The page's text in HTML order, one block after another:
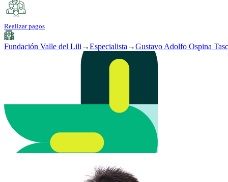
Realizar pagos
Fundación Valle del Lili →Especialista →Gustavo Adolfo Ospina